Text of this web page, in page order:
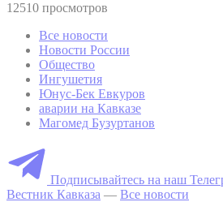
12510 просмотров
Все новости
Новости России
Общество
Ингушетия
Юнус-Бек Евкуров
аварии на Кавказе
Магомед Бузуртанов
Подписывайтесь на наш
Вестник Кавказа — Все новости